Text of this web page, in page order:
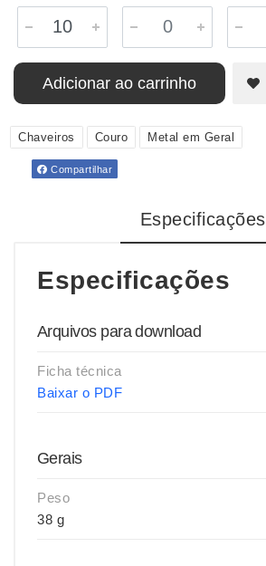
Adicionar ao carrinho
Chaveiros Couro Metal em Geral
Compartilhar
Especificações
Especificações
Arquivos para download
Ficha técnica
Baixar o PDF
Gerais
Peso
38 g